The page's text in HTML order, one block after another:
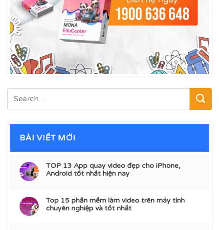
BÀI VIẾT MỚI
TOP 13 App quay video đẹp cho iPhone,
Android tốt nhất hiện nay
Top 15 phần mềm làm video trên máy tính
chuyên nghiệp và tốt nhất